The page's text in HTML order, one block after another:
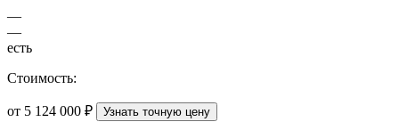
—
—
есть
Стоимость:
от 5 124 000 ₽ Узнать точную цену